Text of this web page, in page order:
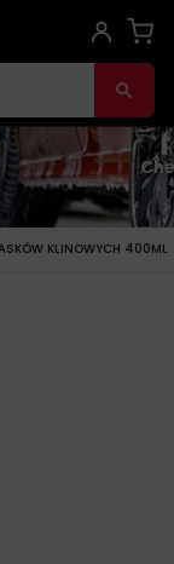
KLINOWYCH 400ML